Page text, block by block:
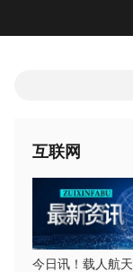
互联网
今日讯！载人航天